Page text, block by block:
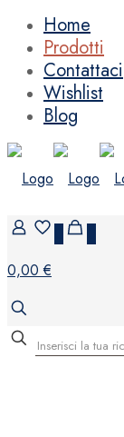
Home
Prodotti
Contattaci
Wishlist
Blog
0,00 €